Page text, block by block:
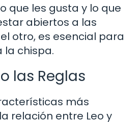
que les gusta y lo que
abiertos a las
otro, es esencial para
la chispa.
las Reglas
más
relación entre Leo y